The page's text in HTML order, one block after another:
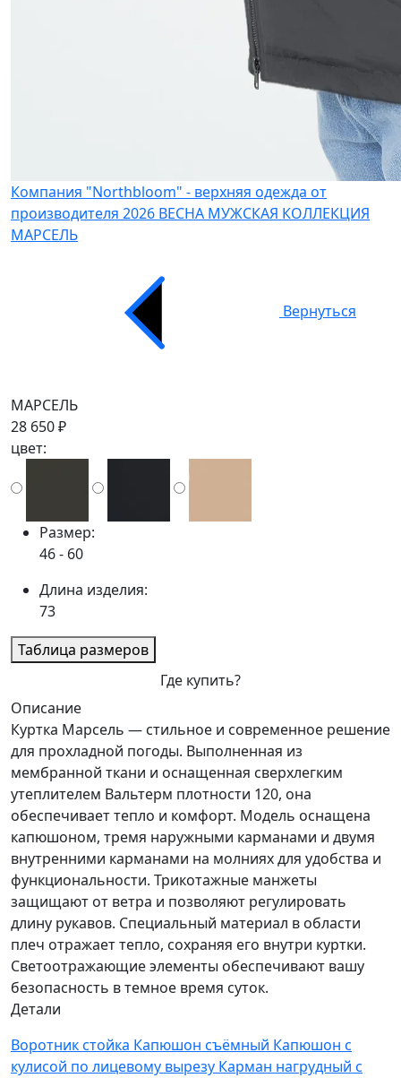
Компания "Northbloom" - верхняя одежда от
производителя 2026 ВЕСНА МУЖСКАЯ КОЛЛЕКЦИЯ
МАРСЕЛЬ
Вернуться
МАРСЕЛЬ
28 650 ₽
цвет:
Размер:
46 - 60
Длина изделия:
73
Таблица размеров
Где купить?
Описание
Куртка Марсель — стильное и современное решение
для прохладной погоды. Выполненная из
мембранной ткани и оснащенная сверхлегким
утеплителем Вальтерм плотности 120, она
обеспечивает тепло и комфорт. Модель оснащена
капюшоном, тремя наружными карманами и двумя
внутренними карманами на молниях для удобства и
функциональности. Трикотажные манжеты
защищают от ветра и позволяют регулировать
длину рукавов. Специальный материал в области
плеч отражает тепло, сохраняя его внутри куртки.
Светоотражающие элементы обеспечивают вашу
безопасность в темное время суток.
Детали
Воротник стойка Капюшон cъёмный Капюшон с
кулисой по лицевому вырезу Карман нагрудный с